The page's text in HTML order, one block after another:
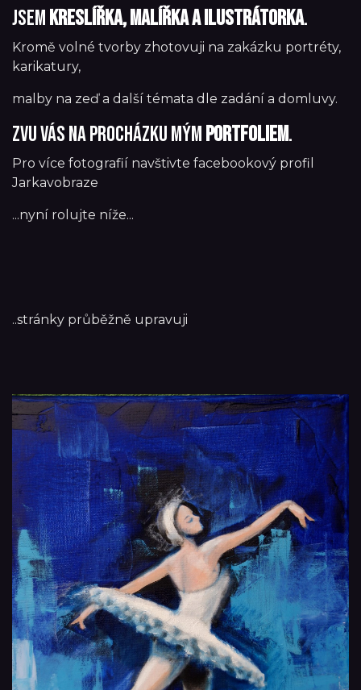
Jsemkreslířka, malířka a ilustrátorka.
Kromě volné tvorby zhotovuji na zakázku portréty,
karikatury,
malby na zeď a další témata dle zadání a domluvy.
Zvu vás na procházku mýmportfoliem.
Pro více fotografií navštivte facebookový profil
Jarkavobraze
...nyní rolujte níže...
..stránky průběžně upravuji